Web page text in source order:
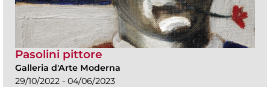
Pasolini pittore
Galleria d'Arte Moderna
29/10/2022 - 04/06/2023